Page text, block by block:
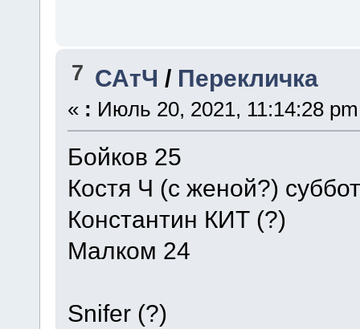
7 САтЧ / Перекличка
« : Июль 20, 2021, 11:14:28
Бойков 25
Костя Ч (с женой?)
Константин КИТ (?)
Малком 24
Snifer (?)